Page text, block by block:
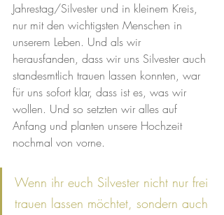
Jahrestag/Silvester und in kleinem Kreis,
nur mit den wichtigsten Menschen in
unserem Leben. Und als wir
herausfanden, dass wir uns Silvester auch
standesmtlich trauen lassen konnten, war
für uns sofort klar, dass ist es, was wir
wollen. Und so setzten wir alles auf
Anfang und planten unsere Hochzeit
nochmal von vorne.
Wenn ihr euch Silvester nicht nur frei
trauen lassen möchtet, sondern auch